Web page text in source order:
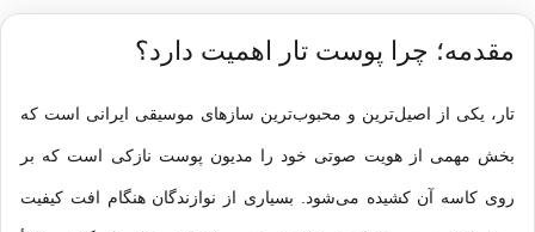
مقدمه؛ چرا پوست تار اهمیت دارد؟
تار ، یکی از اصیل‌ترین و محبوب‌ترین سازهای موسیقی ایرانی است که
بخش مهمی از هویت صوتی خود را مدیون پوست نازکی است که بر
روی کاسه آن کشیده می‌شود. بسیاری از نوازندگان هنگام افت کیفیت